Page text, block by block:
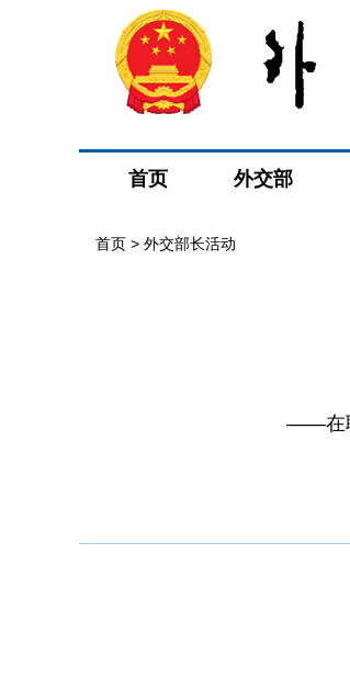
首页 外交部
首页 > 外交部长活动
——在